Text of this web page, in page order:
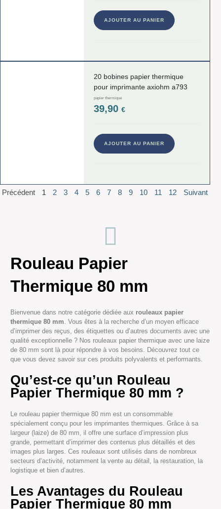
AJOUTER AU PANIER
20 bobines papier thermique
pour imprimante axiohm a793
papier thermique
39,90€
AJOUTER AU PANIER
Précédent 1 2 3 4 5 6 7 8 9 10 11 12 Suivant
Rouleau Papier
Thermique 80 mm
Bienvenue dans notre catégorie dédiée aux rouleaux papier
thermique 80 mm. Vous êtes à la recherche d’un moyen efficace
d’imprimer des reçus, des étiquettes ou d’autres documents avec une
qualité exceptionnelle ? Nos rouleaux papier thermique avec une laize
de 80 mm sont là pour répondre à vos besoins. Découvrez tout ce
que vous devez savoir sur ces produits polyvalents et performants.
Qu’est-ce qu’un Rouleau
Papier Thermique 80 mm ?
Le rouleau papier thermique 80 mm est un consommable
spécialement conçu pour les imprimantes thermiques. Grâce à sa
largeur (laize) de 80 mm, il offre une surface d’impression plus
grande, permettant d’imprimer des contenus plus détaillés et des
images plus larges. Ces rouleaux sont utilisés dans de nombreux
secteurs d’activité, notamment la vente au détail, la restauration, la
logistique et bien d’autres.
Les Avantages du Rouleau
Papier Thermique 80 mm